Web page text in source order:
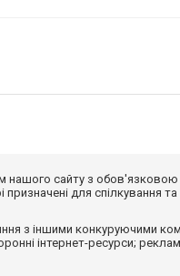
нашого сайту з обов'язковою
для спілкування та
з іншими конкуруючими
інтернет-ресурси;